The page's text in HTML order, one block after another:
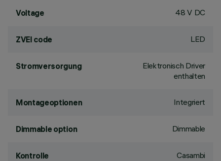
Voltage 48 V DC
ZVEI code LED
Stromversorgung
Elektronisch Driver
enthalten
Montageoptionen Integriert
Dimmable option Dimmable
Kontrolle Casambi